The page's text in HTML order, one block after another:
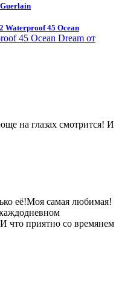
Guerlain
Waterproof 45 Ocean
на глазах смотрится! И
её!Моя самая любимая!
что приятно со времянем